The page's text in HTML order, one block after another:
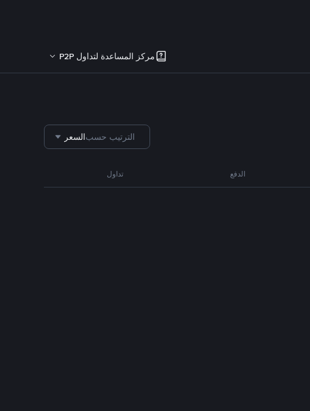
مركز المساعدة لتداول P2P
الترتيب حسبالسعر
الدفع تداول